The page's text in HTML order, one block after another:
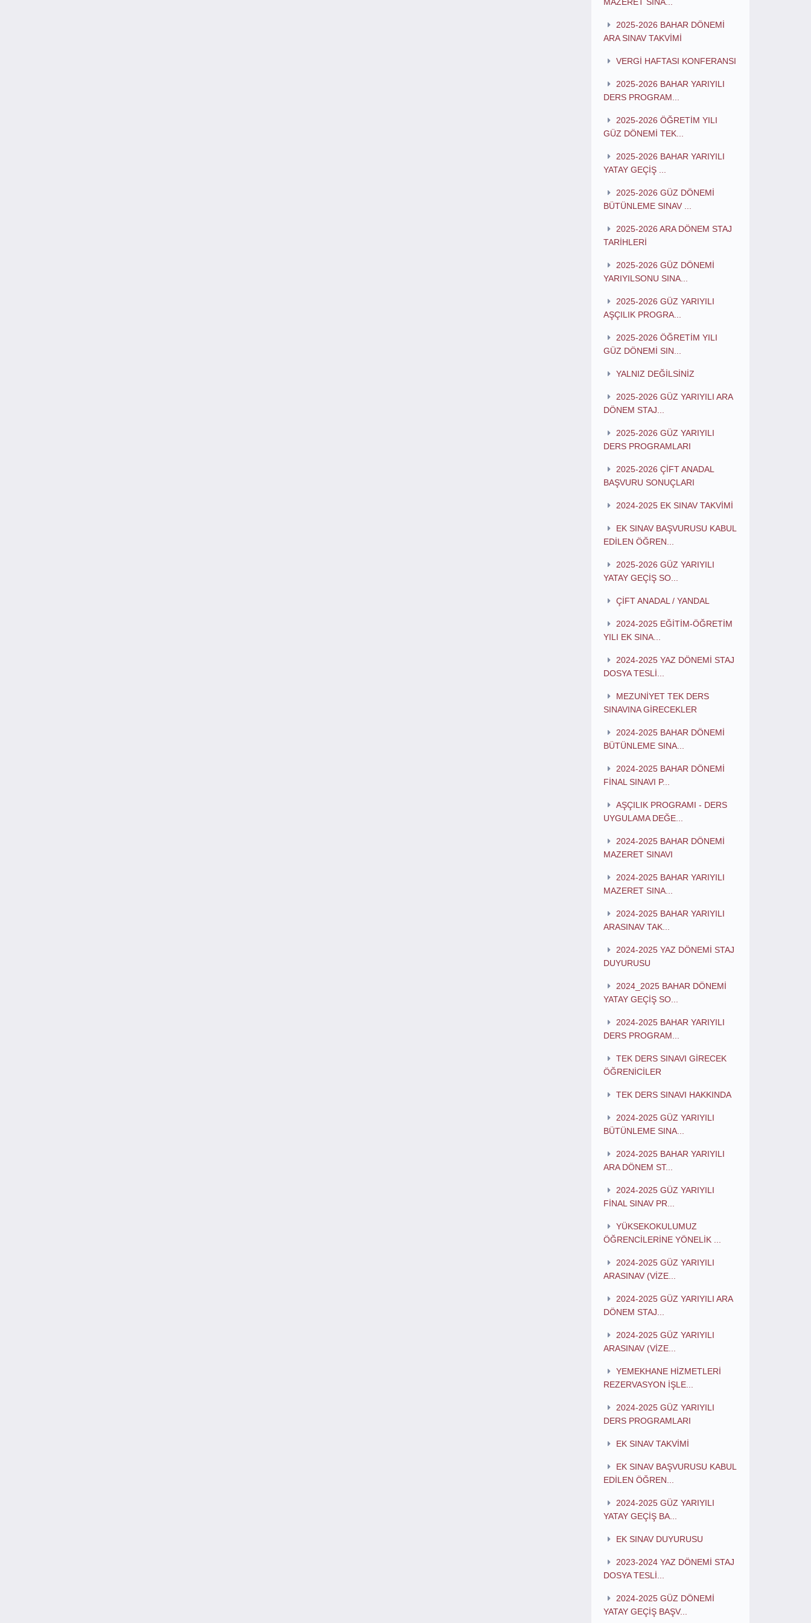
2025-2026 BAHAR DÖNEMİ
ARA SINAV TAKVİMİ
VERGİ HAFTASI KONFERANSI
2025-2026 BAHAR YARIYILI
DERS PROGRAM...
2025-2026 ÖĞRETİM YILI
GÜZ DÖNEMİ TEK...
2025-2026 BAHAR YARIYILI
YATAY GEÇİŞ ...
2025-2026 GÜZ DÖNEMİ
BÜTÜNLEME SINAV ...
2025-2026 ARA DÖNEM STAJ
TARİHLERİ
2025-2026 GÜZ DÖNEMİ
YARIYILSONU SINA...
2025-2026 GÜZ YARIYILI
AŞÇILIK PROGRA...
2025-2026 ÖĞRETİM YILI
GÜZ DÖNEMİ SIN...
YALNIZ DEĞİLSİNİZ
2025-2026 GÜZ YARIYILI ARA
DÖNEM STAJ...
2025-2026 GÜZ YARIYILI
DERS PROGRAMLARI
2025-2026 ÇİFT ANADAL
BAŞVURU SONUÇLARI
2024-2025 EK SINAV TAKVİMİ
EK SINAV BAŞVURUSU KABUL
EDİLEN ÖĞREN...
2025-2026 GÜZ YARIYILI
YATAY GEÇİŞ SO...
ÇİFT ANADAL / YANDAL
2024-2025 EĞİTİM-ÖĞRETİM
YILI EK SINA...
2024-2025 YAZ DÖNEMİ STAJ
DOSYA TESLİ...
MEZUNİYET TEK DERS
SINAVINA GİRECEKLER
2024-2025 BAHAR DÖNEMİ
BÜTÜNLEME SINA...
2024-2025 BAHAR DÖNEMİ
FİNAL SINAVI P...
AŞÇILIK PROGRAMI - DERS
UYGULAMA DEĞE...
2024-2025 BAHAR DÖNEMİ
MAZERET SINAVI
2024-2025 BAHAR YARIYILI
MAZERET SINA...
2024-2025 BAHAR YARIYILI
ARASINAV TAK...
2024-2025 YAZ DÖNEMİ STAJ
DUYURUSU
2024_2025 BAHAR DÖNEMİ
YATAY GEÇİŞ SO...
2024-2025 BAHAR YARIYILI
DERS PROGRAM...
TEK DERS SINAVI GİRECEK
ÖĞRENİCİLER
TEK DERS SINAVI HAKKINDA
2024-2025 GÜZ YARIYILI
BÜTÜNLEME SINA...
2024-2025 BAHAR YARIYILI
ARA DÖNEM ST...
2024-2025 GÜZ YARIYILI
FİNAL SINAV PR...
YÜKSEKOKULUMUZ
ÖĞRENCİLERİNE YÖNELİK ...
2024-2025 GÜZ YARIYILI
ARASINAV (VİZE...
2024-2025 GÜZ YARIYILI ARA
DÖNEM STAJ...
2024-2025 GÜZ YARIYILI
ARASINAV (VİZE...
YEMEKHANE HİZMETLERİ
REZERVASYON İŞLE...
2024-2025 GÜZ YARIYILI
DERS PROGRAMLARI
EK SINAV TAKVİMİ
EK SINAV BAŞVURUSU KABUL
EDİLEN ÖĞREN...
2024-2025 GÜZ YARIYILI
YATAY GEÇİŞ BA...
EK SINAV DUYURUSU
2023-2024 YAZ DÖNEMİ STAJ
DOSYA TESLİ...
2024-2025 GÜZ DÖNEMİ
YATAY GEÇİŞ BAŞV...